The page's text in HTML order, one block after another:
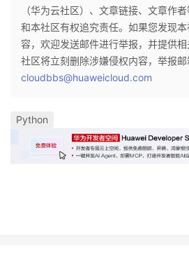
（华为云社区）、文章链接、文章作
和本社区有权追究责任。如果您发现
容，欢迎发送邮件进行举报，并提供
社区将立刻删除涉嫌侵权内容，举报邮
cloudbbs@huaweicloud.com
Python